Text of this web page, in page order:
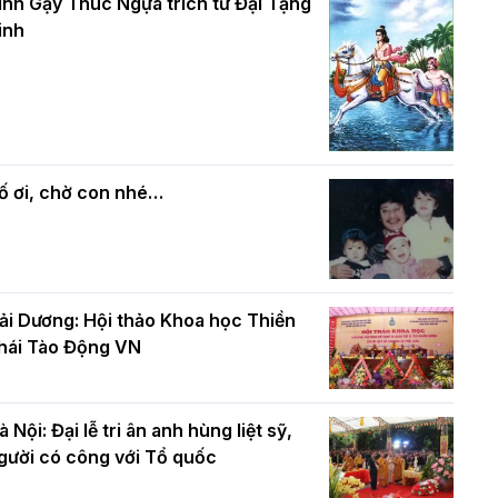
mừng Đại lễ Phật đản PL.2570 –
mùa Phật đản PL.2570
Phật giáo chính tín Phần 7: Luật nhân
quả
ơi, chờ con nhé…
Dương: Hội thảo Khoa học Thiền
Tào Động VN
Nội: Đại lễ tri ân anh hùng liệt sỹ,
có công với Tổ quốc